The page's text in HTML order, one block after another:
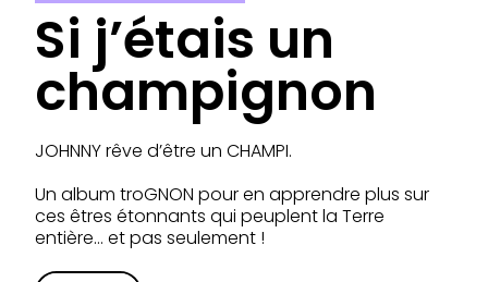
Si j’étais un
champignon
JOHNNY rêve d’être un CHAMPI.
Un album troGNON pour en apprendre plus sur
ces êtres étonnants qui peuplent la Terre
entière… et pas seulement !